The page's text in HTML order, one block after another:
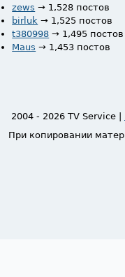
zews → 1,528 постов
birluk → 1,525 постов
t380998 → 1,495 постов
Maus → 1,453 постов
2004 - 2026 TV Service |
При копировании